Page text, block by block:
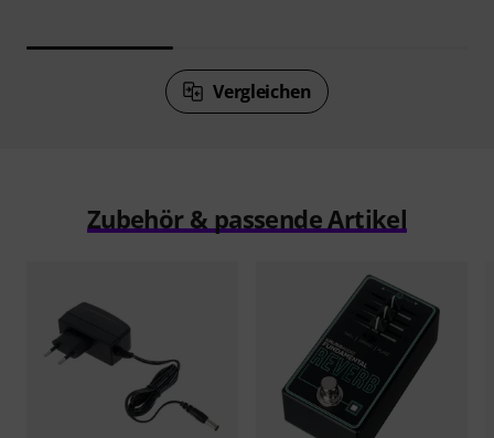
Vergleichen
Zubehör & passende Artikel